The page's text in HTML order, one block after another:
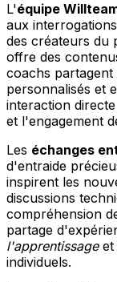
L'équipe
aux
des créateurs du
offre des
coachs partagent
personnalisés et
interaction
et l'engagement
Les échanges
d'entraide
inspirent les
discussions
compréhension
partage
l'apprentissageet
individuels.